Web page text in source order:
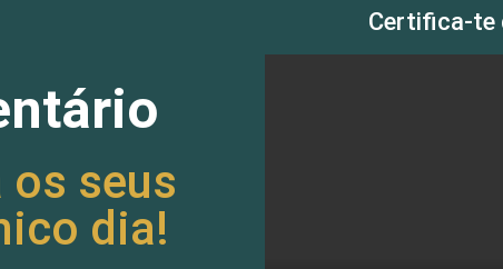
os seus
dia!
Certifica-te